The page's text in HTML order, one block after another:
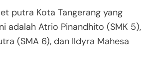
putra Kota Tangerang yang
adalah Atrio Pinandhito (SMK 5),
(SMA 6), dan Ildyra Mahesa